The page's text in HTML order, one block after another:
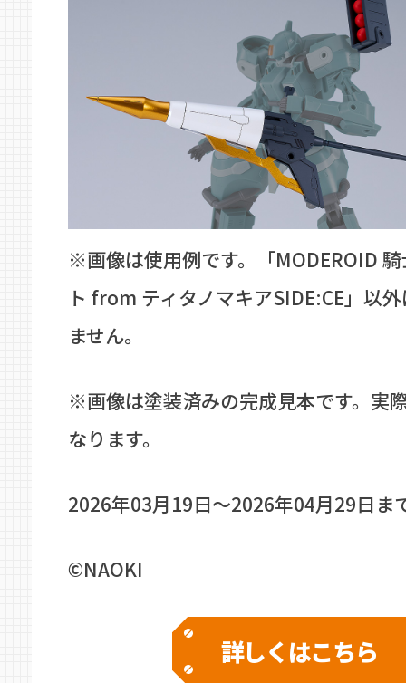
※画像は使用例です。「MODEROID
ト from ティタノマキアSIDE:CE」以
ません。
※画像は塗装済みの完成見本です。実
なります。
2026年03月19日〜2026年04月29日ま
©NAOKI
詳しくはこちら